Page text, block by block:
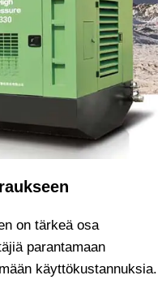
on tärkeä osa
parantamaan
käyttökustannuksia.